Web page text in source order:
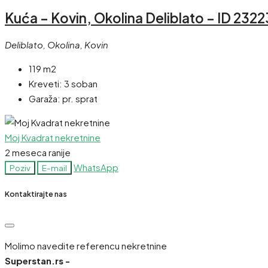
Kuća – Kovin, Okolina Deliblato – ID
Deliblato, Okolina, Kovin
119 m2
Kreveti: 3 soban
Garaža: pr. sprat
Moj Kvadrat nekretnine
2 meseca ranije
Poziv E-mail WhatsApp
Kontaktirajte nas
Molimo navedite referencu nekretnine
Superstan.rs -